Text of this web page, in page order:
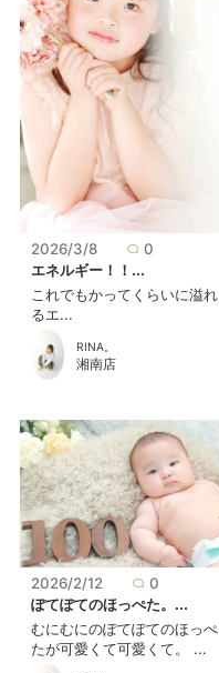
2026/3/8
0
エネルギー！！...
これでもかってくらいに溢れ
るエ...
RINA。
湘南店
2026/2/12
0
ぽてぽてのほっぺた。...
むにむにのぽてぽてのほっぺ
たが可愛くて可愛くて。 ...